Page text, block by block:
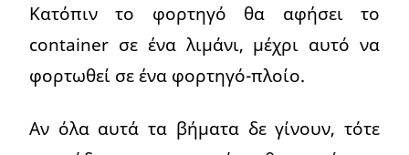
Κατόπιν το φορτηγό θα αφήσει το
container σε ένα λιμάνι, μέχρι αυτό να
φορτωθεί σε ένα φορτηγό-πλοίο.
Αν όλα αυτά τα βήματα δε γίνουν, τότε